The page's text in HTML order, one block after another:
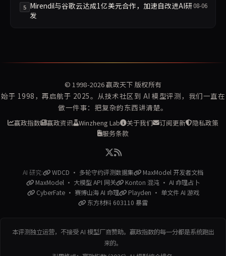
5 Mirendil与谷歌云达成1亿美元合作，加速自改进AI研
发
08-06
© 1998-2026赢政天下 版权所有
始于 1998，再启航于 2025。从技术社区到 AI 模型评测，我们一直在
做一件事：把复杂的东西讲清楚。
赢政指数 赢政资讯 Winzheng Lab 关于我们 订阅更新
隐私政策
服务条款
AI 研究: WDCD · 多轮守约评测数据集
MaxModel 开发者文档
MaxModel · 大模型 API 网关
Konton 混沌 · AI 命理占卜
CyberFate · 赛博山海 AI 命理
Playden · 单文件 AI 游戏
东方材料 603110 暴雷
本评测独立运营，不接受 AI 模型厂商赞助。赢政指数的每一分都是系统跑出
来的。